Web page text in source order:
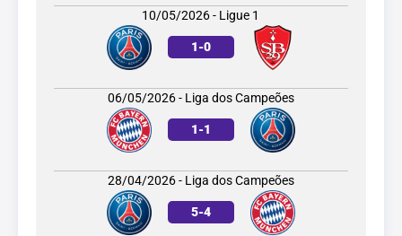
10/05/2026 - Ligue 1
1-0
06/05/2026 - Liga dos Campeões
1-1
28/04/2026 - Liga dos Campeões
5-4